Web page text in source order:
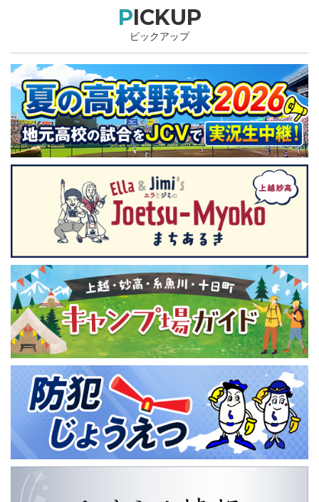
PICKUP
ピックアップ